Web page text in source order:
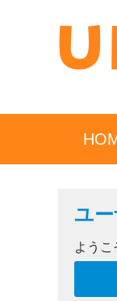
ユ
ようこ